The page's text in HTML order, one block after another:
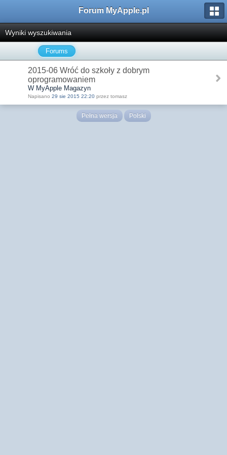
Forum MyApple.pl
Wyniki wyszukiwania
Forums
2015-06 Wróć do szkoły z dobrym
oprogramowaniem
W MyApple Magazyn
Napisano 29 sie 2015 22:20 przez tomasz
Pełna wersja Polski